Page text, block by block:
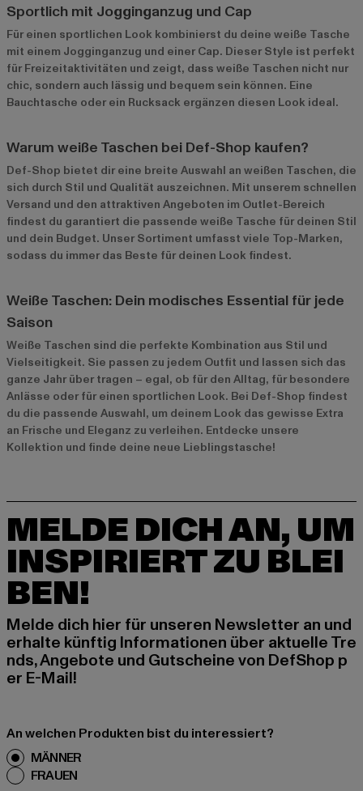
Sportlich mit Jogginganzug und Cap
Für einen sportlichen Look kombinierst du deine weiße Tasche
mit einem Jogginganzug und einer Cap. Dieser Style ist perfekt
für Freizeitaktivitäten und zeigt, dass weiße Taschen nicht nur
chic, sondern auch lässig und bequem sein können. Eine
Bauchtasche oder ein Rucksack ergänzen diesen Look ideal.
Warum weiße Taschen bei Def-Shop kaufen?
Def-Shop bietet dir eine breite Auswahl an weißen Taschen, die
sich durch Stil und Qualität auszeichnen. Mit unserem schnellen
Versand und den attraktiven Angeboten im Outlet-Bereich
findest du garantiert die passende weiße Tasche für deinen Stil
und dein Budget. Unser Sortiment umfasst viele Top-Marken,
sodass du immer das Beste für deinen Look findest.
Weiße Taschen: Dein modisches Essential für jede
Saison
Weiße Taschen sind die perfekte Kombination aus Stil und
Vielseitigkeit. Sie passen zu jedem Outfit und lassen sich das
ganze Jahr über tragen – egal, ob für den Alltag, für besondere
Anlässe oder für einen sportlichen Look. Bei Def-Shop findest
du die passende Auswahl, um deinem Look das gewisse Extra
an Frische und Eleganz zu verleihen. Entdecke unsere
Kollektion und finde deine neue Lieblingstasche!
MELDE DICH AN, UM
INSPIRIERT ZU BLEI
BEN!
Melde dich hier für unseren Newsletter an und
erhalte künftig Informationen über aktuelle Tre
nds, Angebote und Gutscheine von DefShop p
er E-Mail!
An welchen Produkten bist du interessiert?
MÄNNER
FRAUEN